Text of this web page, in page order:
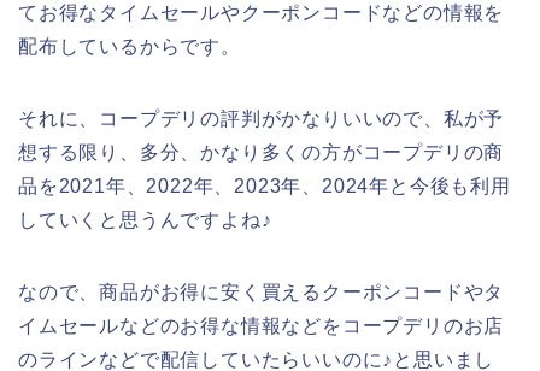
てお得なタイムセールやクーポンコードなどの情報を
配布しているからです。
それに、コープデリの評判がかなりいいので、私が予
想する限り、多分、かなり多くの方がコープデリの商
品を2021年、2022年、2023年、2024年と今後も利用
していくと思うんですよね♪
なので、商品がお得に安く買えるクーポンコードやタ
イムセールなどのお得な情報などをコープデリのお店
のラインなどで配信していたらいいのに♪と思いまし